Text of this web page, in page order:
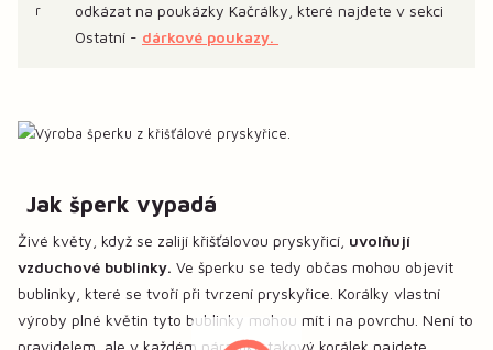
odkázat na poukázky Kačrálky, které najdete v sekci
Ostatní - dárkové poukazy.
Jak šperk vypadá
Živé květy, když se zalijí křišťálovou pryskyřicí, uvolňují
vzduchové bublinky. Ve šperku se tedy občas mohou objevit
bublinky, které se tvoří při tvrzení pryskyřice. Korálky vlastní
výroby plné květin tyto bublinky mohou mít i na povrchu. Není to
pravidelem, ale v každém náramku takový korálek najdete.